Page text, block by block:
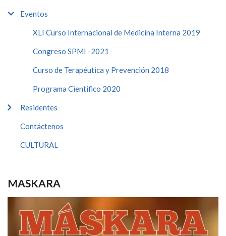
Eventos
XLI Curso Internacional de Medicina Interna 2019
Congreso SPMI -2021
Curso de Terapéutica y Prevención 2018
Programa Cientifico 2020
Residentes
Contáctenos
CULTURAL
MASKARA